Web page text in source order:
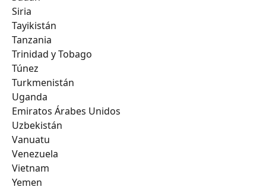
Siria
Tayikistán
Tanzania
Trinidad y Tobago
Túnez
Turkmenistán
Uganda
Emiratos Árabes Unidos
Uzbekistán
Vanuatu
Venezuela
Vietnam
Yemen